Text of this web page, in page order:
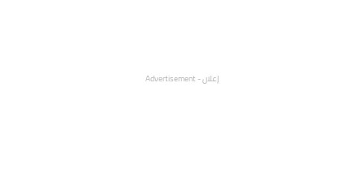
إعلان - Advertisement